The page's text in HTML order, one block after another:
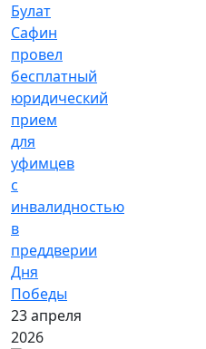
Булат
Сафин
провел
бесплатный
юридический
прием
для
уфимцев
с
инвалидностью
в
преддверии
Дня
Победы
23 апреля
2026